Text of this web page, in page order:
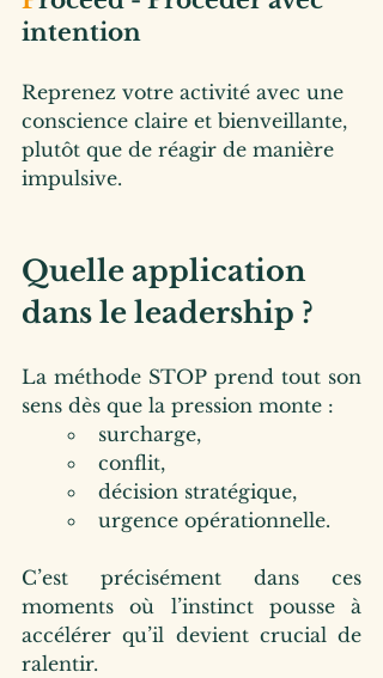
intention
Reprenez votre activité avec une
conscience claire et bienveillante,
plutôt que de réagir de manière
impulsive.
Quelle application
dans le leadership ?
La méthode STOP prend tout son
sens dès que la pression monte :
surcharge,
conflit,
décision stratégique,
urgence opérationnelle.
C’est précisément dans ces
moments où l’instinct pousse à
accélérer qu’il devient crucial de
ralentir.